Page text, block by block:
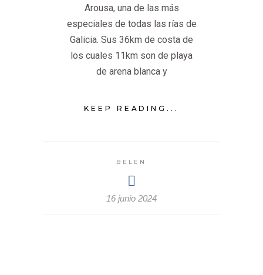
Arousa, una de las más
especiales de todas las rías de
Galicia. Sus 36km de costa de
los cuales 11km son de playa
de arena blanca y
KEEP READING...
BELEN
16 junio 2024